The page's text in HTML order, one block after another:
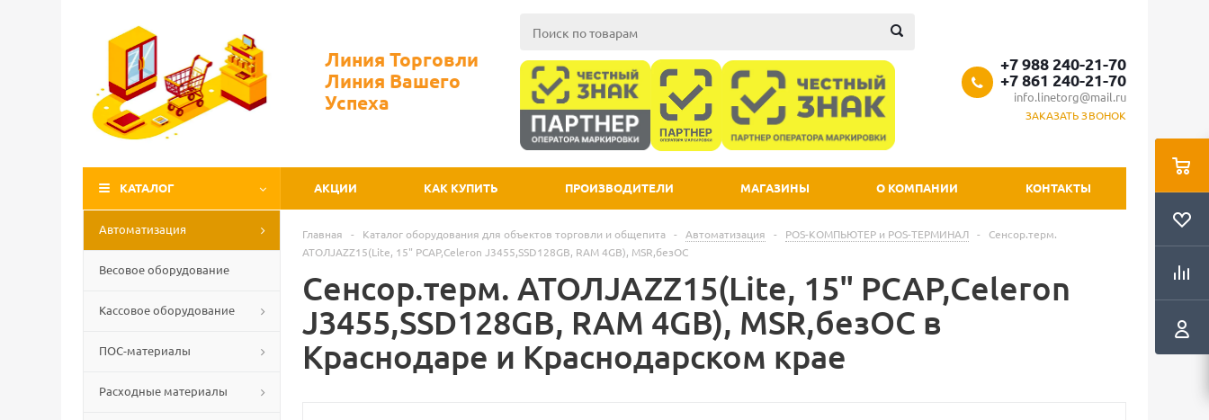
Линия Торговли
Линия Вашего
Успеха
+7 988 240-21-70
+7 861 240-21-70
info.linetorg@mail.ru
ЗАКАЗАТЬ ЗВОНОК
КАТАЛОГ АКЦИИ КАК КУПИТЬ ПРОИЗВОДИТЕЛИ МАГАЗИНЫ О КОМПАНИИ КОНТАКТЫ
Автоматизация
Весовое оборудование
Кассовое оборудование
ПОС-материалы
Расходные материалы
Главная - Каталог оборудования для объектов торговли и общепита - Автоматизация - POS-КОМПЬЮТЕР и POS-ТЕРМИНАЛ -
Сенсор.терм.
АТОЛJAZZ15(Lite, 15" PCAP,Celeron J3455,SSD128GB, RAM 4GB), MSR,безОС
Сенсор.терм. АТОЛJAZZ15(Lite, 15" PCAP,Celeron
J3455,SSD128GB, RAM 4GB), MSR,безОС в
Краснодаре и Краснодарском крае